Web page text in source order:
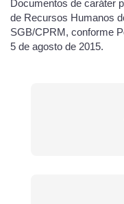
Documentos de caráter
de Recursos Humanos
SGB/CPRM, conforme
5 de agosto de 2015.